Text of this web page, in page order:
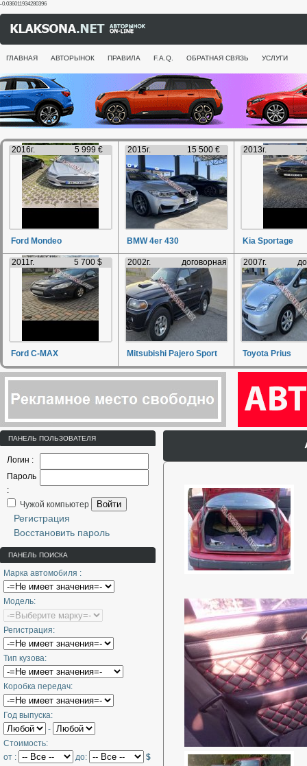
-0.036011934280396
ГЛАВНАЯ АВТОРЫНОК ПРАВИЛА F.A.Q. ОБРАТНАЯ СВЯЗЬ УСЛУГИ
2016г. 5 999 €
Ford Mondeo
2015г. 15 500 €
BMW 4er 430
2013г.
Kia Sportage
2011г. 5 700 $
Ford C-MAX
2002г. договорная
Mitsubishi Pajero Sport
2007г.
Toyota Prius
ПАНЕЛЬ ПОЛЬЗОВАТЕЛЯ
Логин :
Пароль
:
Чужой компьютер
Войти
Регистрация
Восстановить пароль
ПАНЕЛЬ ПОИСКА
Марка автомобиля :
Модель:
Регистрация:
Тип кузова:
Коробка передач:
Год выпуска:
-
Стоимость:
от :
до: $